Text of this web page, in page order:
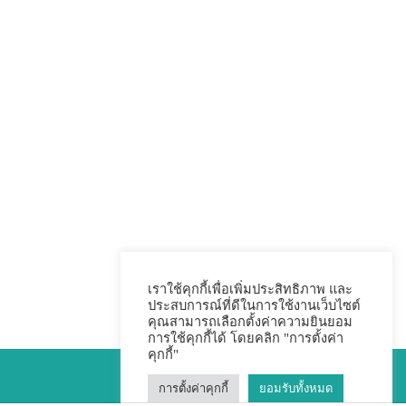
เราใช้คุกกี้เพื่อเพิ่มประสิทธิภาพ และ
ประสบการณ์ที่ดีในการใช้งานเว็บไซต์
คุณสามารถเลือกตั้งค่าความยินยอม
การใช้คุกกี้ได้ โดยคลิก "การตั้งค่า
คุกกี้"
การตั้งค่าคุกกี้ ยอมรับทั้งหมด